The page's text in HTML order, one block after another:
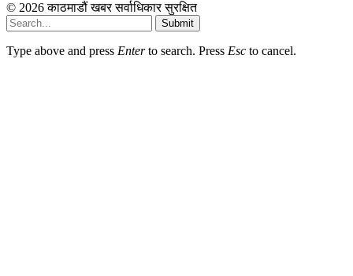
© 2026 काठमाडौं खबर सर्वाधिकार सुरक्षित
Submit
Type above and press Enterto search. Press Esc to cancel.